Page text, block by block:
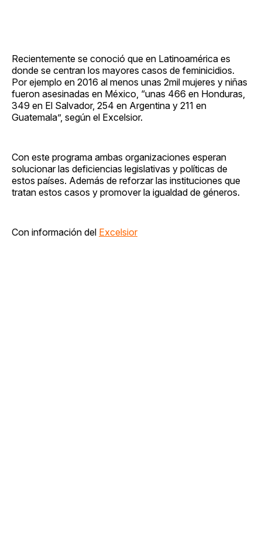
Recientemente se conoció que en Latinoamérica es
donde se centran los mayores casos de feminicidios.
Por ejemplo en 2016 al menos unas 2mil mujeres y niñas
fueron asesinadas en México, “unas 466 en Honduras,
349 en El Salvador, 254 en Argentina y 211 en
Guatemala”, según el Excelsior.
Con este programa ambas organizaciones esperan
solucionar las deficiencias legislativas y políticas de
estos países. Además de reforzar las instituciones que
tratan estos casos y promover la igualdad de géneros.
Con información del Excelsior